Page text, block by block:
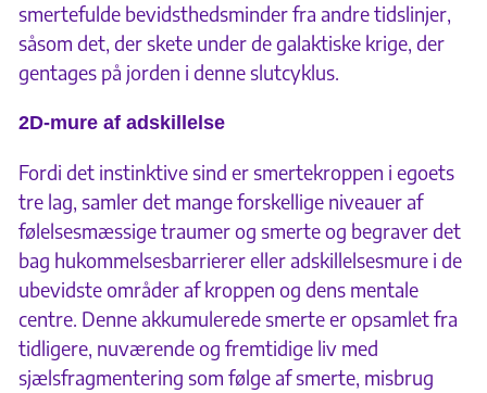
smertefulde bevidsthedsminder fra andre tidslinjer,
såsom det, der skete under de galaktiske krige, der
gentages på jorden i denne slutcyklus.
2D-mure af adskillelse
Fordi det instinktive sind er smertekroppen i egoets
tre lag, samler det mange forskellige niveauer af
følelsesmæssige traumer og smerte og begraver det
bag hukommelsesbarrierer eller adskillelsesmure i de
ubevidste områder af kroppen og dens mentale
centre. Denne akkumulerede smerte er opsamlet fra
tidligere, nuværende og fremtidige liv med
sjælsfragmentering som følge af smerte, misbrug